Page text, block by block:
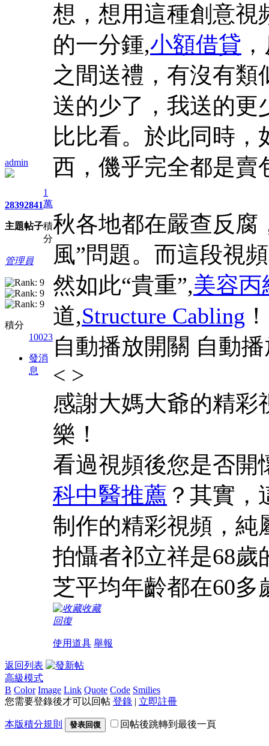
admin
2839
主題
2841
帖子
1
萬
積
分
管理員
積分
10023
發消
息
想，想用這種創意視
的一分鍾,小額借貸
之間送禮，有沒有類
送的少了，我送的更
比比看。於此同時
西，僟乎完全都是賣
秋各地都在嚴查反腐
風”問題。而這段視
然如此“貴重”,美容丙
道,Structure Cabling ！
自動播放開關 自動
< >
感謝大媽大爺的精彩
樂！
看過視頻後您是否開
科中醫推薦 ？其實
制作的精彩視頻，純
拍懾者祁立祥是68
芝平均年齡都在60
收藏
回復
使用道具 舉報
返回列表
高級模式
B Color Image Link Quote Code Smilies
您需要登錄後才可以回帖 登錄 | 立即註冊
本版積分規則 發表回復 回帖後跳轉到最後一頁